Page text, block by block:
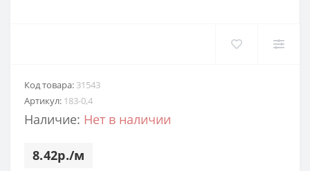
Код товара: 31543
Артикул: 183-0,4
Наличие: Нет в наличии
8.42р./м